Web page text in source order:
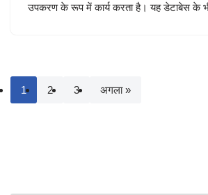
उपकरण के रूप में कार्य करता है। यह डेटाबेस के
1 2 3 अगला »